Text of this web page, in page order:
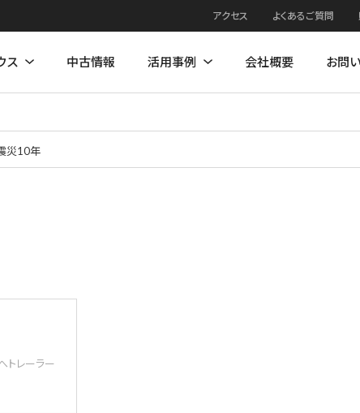
アクセス よくあるご質問
ス 中古情報 活用事例 会社概要 お問
災10年
トレーラー